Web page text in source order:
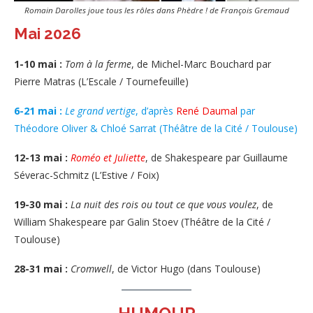
Romain Darolles joue tous les rôles dans Phèdre ! de François Gremaud
Mai 2026
1-10 mai : Tom à la ferme, de Michel-Marc Bouchard par
Pierre Matras (L’Escale / Tournefeuille)
6-21 mai : Le grand vertige, d’après René Daumal par
Théodore Oliver & Chloé Sarrat (Théâtre de la Cité / Toulouse)
12-13 mai : Roméo et Juliette, de Shakespeare par Guillaume
Séverac-Schmitz (L’Estive / Foix)
19-30 mai : La nuit des rois ou tout ce que vous voulez, de
William Shakespeare par Galin Stoev (Théâtre de la Cité /
Toulouse)
28-31 mai : Cromwell, de Victor Hugo (dans Toulouse)